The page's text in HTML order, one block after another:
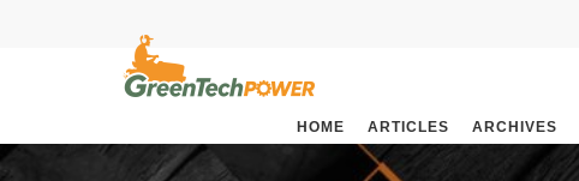
HOME ARTICLES ARCHIVES